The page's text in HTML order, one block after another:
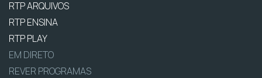
RTP ARQUIVOS
RTP ENSINA
RTP PLAY
EM DIRETO
REVER PROGRAMAS